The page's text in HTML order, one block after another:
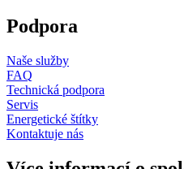
Podpora
Naše služby
FAQ
Technická podpora
Servis
Energetické štítky
Kontaktuje nás